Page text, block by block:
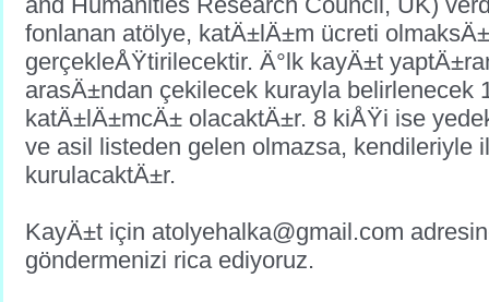
fonlanan atölye, katÄ±lÄ±m ücreti
gerçekleÅŸtirilecektir. Ä°lk kayÄ±t
arasÄ±ndan çekilecek kurayla belirlenecek
katÄ±lÄ±mcÄ± olacaktÄ±r. 8 kiÅŸi ise
ve asil listeden gelen olmazsa, kendileriyle
kurulacaktÄ±r.
KayÄ±t için atolyehalka@gmail.com
göndermenizi rica ediyoruz.